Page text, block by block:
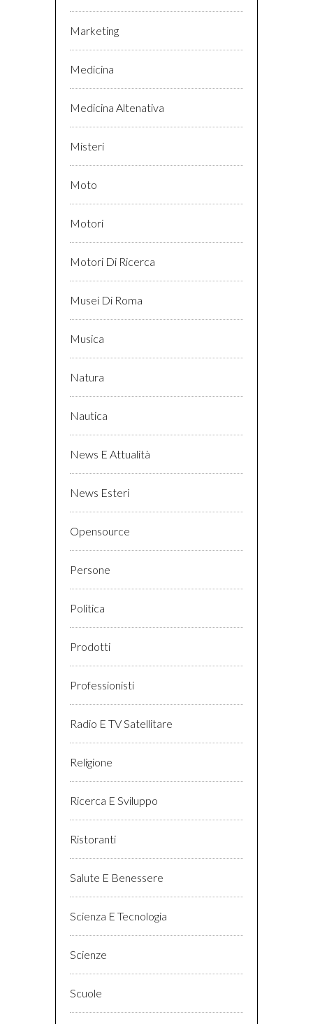
Marketing
Medicina
Medicina Altenativa
Misteri
Moto
Motori
Motori Di Ricerca
Musei Di Roma
Musica
Natura
Nautica
News E Attualità
News Esteri
Opensource
Persone
Politica
Prodotti
Professionisti
Radio E TV Satellitare
Religione
Ricerca E Sviluppo
Ristoranti
Salute E Benessere
Scienza E Tecnologia
Scienze
Scuole